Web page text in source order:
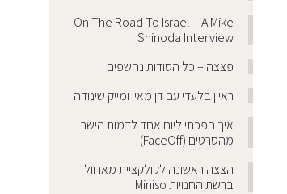
On The Road To Israel – A Mike
Shinoda Interview
פצצה – כל הסודות נחשפים
ראיון בלעדי עם דן מאיו ומייק שינודה
איך הפכתי ליום אחד לדמות הישר
מהסרטים (FaceOff)
הצצה ראשונה לקולקציית מארוול
ברשת החנויות Miniso